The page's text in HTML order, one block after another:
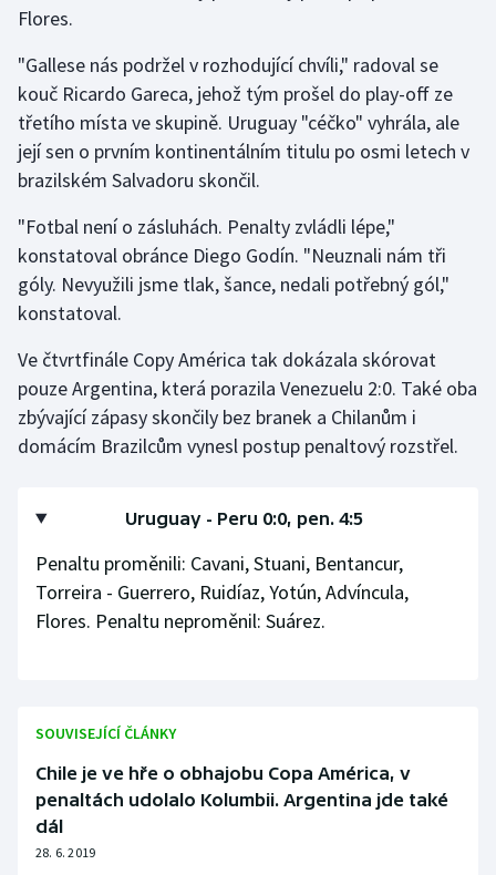
Stolní tenis
Triatlon
Veslování
Vodní slalom
Volejbal
Ostatní
Flores.
"Gallese nás podržel v rozhodující chvíli," radoval se
kouč Ricardo Gareca, jehož tým prošel do play-off ze
třetího místa ve skupině. Uruguay "céčko" vyhrála, ale
její sen o prvním kontinentálním titulu po osmi letech v
brazilském Salvadoru skončil.
"Fotbal není o zásluhách. Penalty zvládli lépe,"
konstatoval obránce Diego Godín. "Neuznali nám tři
góly. Nevyužili jsme tlak, šance, nedali potřebný gól,"
konstatoval.
Ve čtvrtfinále Copy América tak dokázala skórovat
pouze Argentina, která porazila Venezuelu 2:0. Také oba
zbývající zápasy skončily bez branek a Chilanům i
domácím Brazilcům vynesl postup penaltový rozstřel.
Uruguay - Peru 0:0, pen. 4:5
Penaltu proměnili: Cavani, Stuani, Bentancur,
Torreira - Guerrero, Ruidíaz, Yotún, Advíncula,
Flores. Penaltu neproměnil: Suárez.
SOUVISEJÍCÍ ČLÁNKY
Chile je ve hře o obhajobu Copa América, v
penaltách udolalo Kolumbii. Argentina jde také
dál
28. 6. 2019